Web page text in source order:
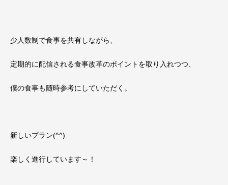
少人数制で食事を共有しながら、
定期的に配信される食事改革のポイントを取り入れつつ、
僕の食事も随時参考にしていただく。
新しいプラン(^^)
楽しく進行しています～！